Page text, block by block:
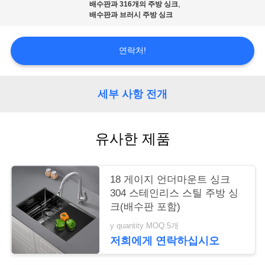
락
인
문
을
요
배수판과 316개의 주방 싱크,
배수판과 브러시 주방 싱크
연락처!
세부 사항 전개
유사한 제품
18 게이지 언더마운트 싱크
304 스테인리스 스틸 주방 싱
크(배수판 포함)
y quantity MOQ:5개
저희에게 연락하십시오